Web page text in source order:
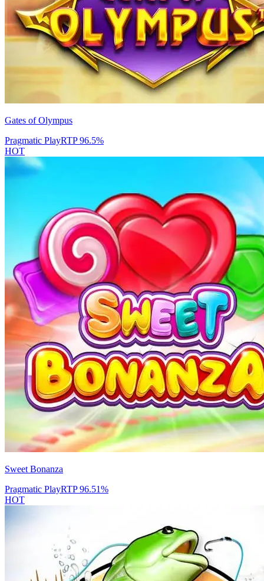
Gates of Olympus
Pragmatic PlayRTP96.5%
HOT
Sweet Bonanza
Pragmatic PlayRTP96.51%
HOT